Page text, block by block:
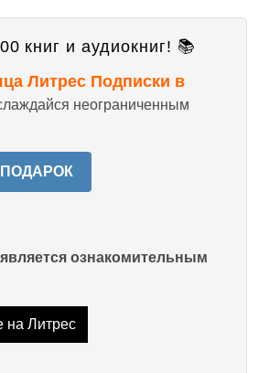
книг и аудиокниг! 📚
Литрес Подписки в
неограниченным
ознакомительным
на Литрес